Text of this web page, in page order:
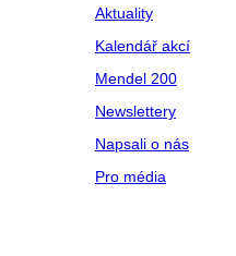
Aktuality
Kalendář akcí
Mendel 200
Newslettery
Napsali o nás
Pro média